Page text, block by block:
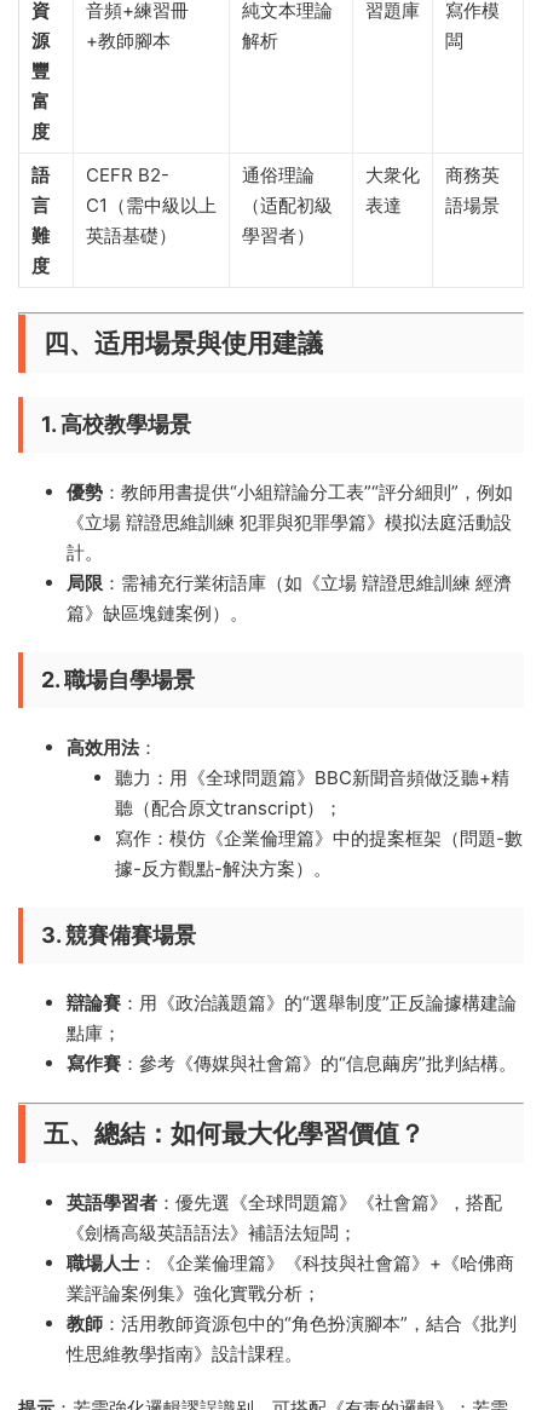
資
源
豐
富
度
音頻+練習冊
+教師腳本
純文本理論
解析
習題庫
寫作模
闆
語
言
難
度
CEFR B2-
C1（需中級以上
英語基礎）
通俗理論
（适配初級
學習者）
大衆化
表達
商務英
語場景
四、适用場景與使用建議
1. 高校教學場景
優勢 ​：教師用書提供“小組辯論分工表”“評分細則”，例如
《立場 辯證思維訓練 犯罪與犯罪學篇》模拟法庭活動設
計。
局限 ​：需補充行業術語庫（如《立場 辯證思維訓練 經濟
篇》缺區塊鏈案例）。
2. 職場自學場景
高效用法​：
聽力：用《全球問題篇》BBC新聞音頻做泛聽+精
聽（配合原文transcript）；
寫作：模仿《企業倫理篇》中的提案框架（問題-數
據-反方觀點-解決方案）。
3. 競賽備賽場景
辯論賽 ​：用《政治議題篇》的“選舉制度”正反論據構建論
點庫；
寫作賽 ​：參考《傳媒與社會篇》的“信息繭房”批判結構。
五、總結：如何最大化學習價值？​
英語學習者 ​：優先選《全球問題篇》《社會篇》，搭配
《劍橋高級英語語法》補語法短闆；
職場人士 ​：《企業倫理篇》《科技與社會篇》+《哈佛商
業評論案例集》強化實戰分析；
教師 ​：活用教師資源包中的“角色扮演腳本”，結合《批判
性思維教學指南》設計課程。